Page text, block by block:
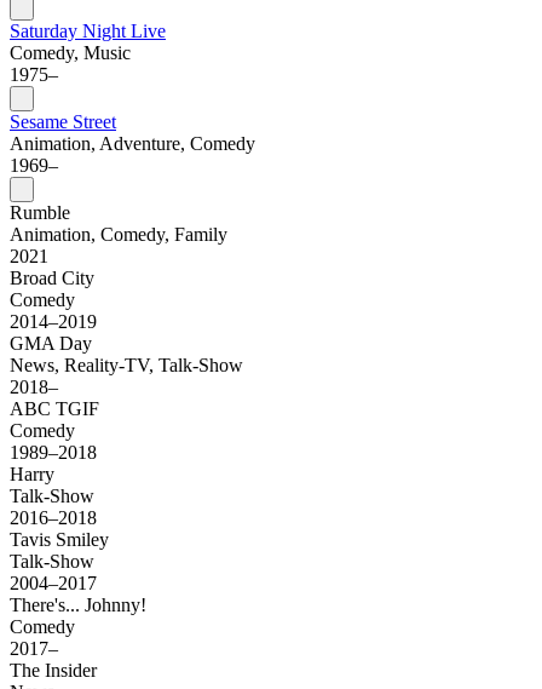
Saturday Night Live
Comedy, Music
1975–
Sesame Street
Animation, Adventure, Comedy
1969–
Rumble
Animation, Comedy, Family
2021
Broad City
Comedy
2014–2019
GMA Day
News, Reality-TV, Talk-Show
2018–
ABC TGIF
Comedy
1989–2018
Harry
Talk-Show
2016–2018
Tavis Smiley
Talk-Show
2004–2017
There's... Johnny!
Comedy
2017–
The Insider